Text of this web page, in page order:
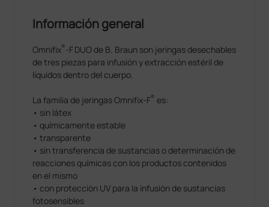
Información general
Omnifix®-FDUO de B. Braun son jeringas desechables
de tres piezas para infusión y extracción estéril de
líquidos dentro del cuerpo.
La familia de jeringas Omnifix-F® es:
• sin látex
• químicamente estable
• transparente
• sin transferencia de sustancias o determinación de
reacciones químicas con los productos contenidos
en el mismo
• con protección UV para la infusión de sustancias
fotosensibles